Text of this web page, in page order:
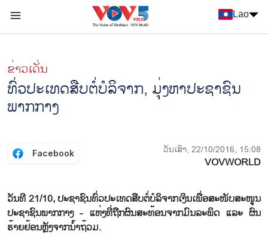
Lao
ຂ່າວເດັ່ນ
ທົ່ວປະເທດສືບຕໍ່ບໍລິຈາກ, ມຸ່ງຫາປະຊາຊົນ
ພາກກາງ
Facebook ວັນເສົາ, 22/10/2016, 15:08
VOVWORLD
ວັນ​ທີ 21/10, ປະຊາຊົນ​ທົ່ວ​ປະ​ເທດ​ສືບ​ຕໍ່​ບໍລິຈາກ​ເງິນ​ເພື່ອ​ສະໜັບສະໜູນ​
ປະຊາຊົນ​ພາກ​ກາງ - ​ແຫ່ງ​ທີ່​ຖືກ​ຜົນ​ສະທ້ອນ​ຈາກ​ມົນ​ລະ​ພິດ ​ແລະ ຜົນ​
ຮ້າຍ​ຢ້ອນ​ຫຼັງ​ຈາກ​ນ້ຳ​ຖ້ວມ.